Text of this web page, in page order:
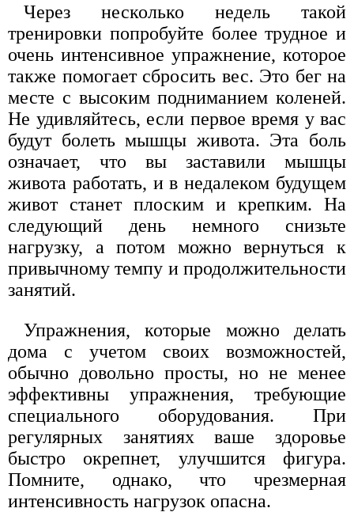
Через несколько недель такой
тренировки попробуйте более трудное и
очень интенсивное упражнение, которое
также помогает сбросить вес. Это бег на
месте с высоким подниманием коленей.
Не удивляйтесь, если первое время у вас
будут болеть мышцы живота. Эта боль
означает, что вы заставили мышцы
живота работать, и в недалеком будущем
живот станет плоским и крепким. На
следующий день немного снизьте
нагрузку, а потом можно вернуться к
привычному темпу и продолжительности
занятий.
Упражнения, которые можно делать
дома с учетом своих возможностей,
обычно довольно просты, но не менее
эффективны упражнения, требующие
специального оборудования. При
регулярных занятиях ваше здоровье
быстро окрепнет, улучшится фигура.
Помните, однако, что чрезмерная
интенсивность нагрузок опасна.